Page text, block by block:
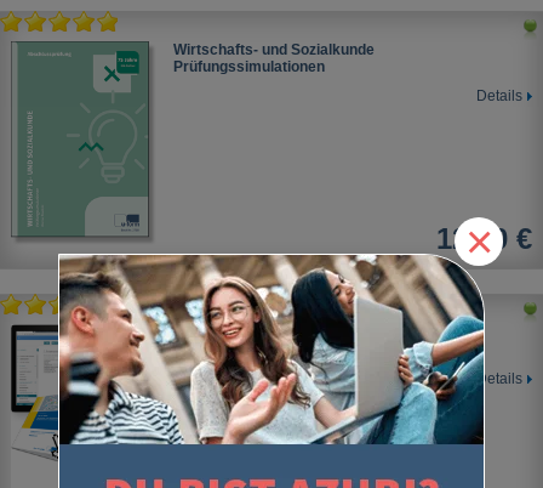
Wirtschafts- und Sozialkunde
Prüfungssimulationen
Details
12,60 €
Wirtschafts- und Sozialkunde
Prüfungssimulation Abschlussprüfung
Details
×